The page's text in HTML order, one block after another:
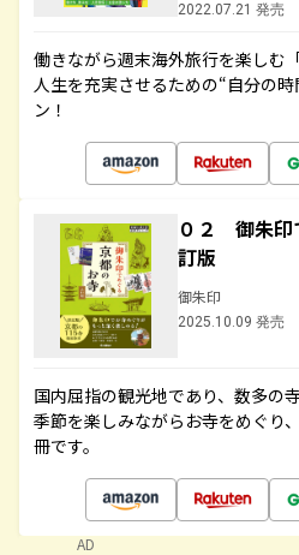
2022.07.21 発売
働きながら週末海外旅行を楽しむ
人生を充実させるための“自分の
ン！
０２ 御朱印
訂版
御朱印
2025.10.09 発売
国内屈指の観光地であり、数多の
季節を楽しみながらお寺をめぐり
冊です。
AD